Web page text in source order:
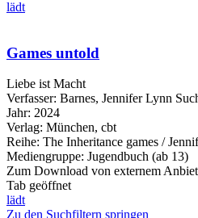
lädt
Games untold
Liebe ist Macht
Verfasser: Barnes, Jennifer Lynn
Jahr: 2024
Verlag: München, cbt
Reihe: The Inheritance games /
Mediengruppe: Jugendbuch (ab 13)
Zum Download von externem
Tab geöffnet
lädt
Zu den Suchfiltern springen